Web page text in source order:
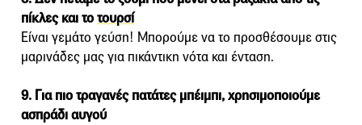
πίκλες και τοτουρσί
Είναι γεμάτο γεύση! Μπορούμε να το προσθέσουμε στις
μαρινάδες μας για πικάντικη νότα και ένταση.
9. Για πιο τραγανές πατάτες μπέιμπι, χρησιμοποιούμε
ασπράδι αυγού